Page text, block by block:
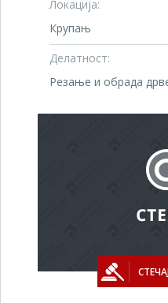
Локација:
Крупањ
Делатност:
Резање и обрада